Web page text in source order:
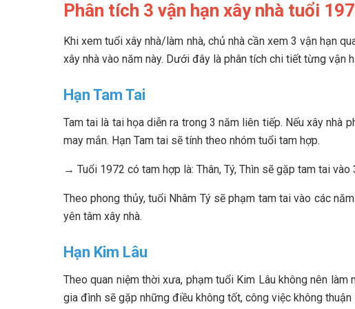
Phân tích 3 vận hạn xây nhà tuổi
Khi xem tuổi xây nhà/làm nhà, chủ nhà cần xem 3 vận hạn
xây nhà vào năm này. Dưới đây là phân tích chi tiết từng vận
Hạn Tam Tai
Tam tai là tai họa diễn ra trong 3 năm liên tiếp. Nếu xây nhà
may mắn. Hạn Tam tai sẽ tính theo nhóm tuổi tam hợp.
→ Tuổi 1972 có tam hợp là: Thân, Tý, Thìn sẽ gặp tam tai vào
Theo phong thủy, tuổi Nhâm Tý sẽ phạm tam tai vào các
yên tâm xây nhà.
Hạn Kim Lâu
Theo quan niệm thời xưa, phạm tuổi Kim Lâu không nên
gia đình sẽ gặp những điều không tốt, công việc không thuận